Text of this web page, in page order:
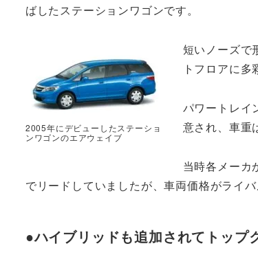
ばしたステーションワゴンです。
2005年にデビューしたステーショ
ンワゴンのエアウェイブ
短いノーズで
トフロアに多
パワートレイ
意され、車重
当時各メーカ
でリードしていましたが、車両価格がライ
●ハイブリッドも追加されてトップ